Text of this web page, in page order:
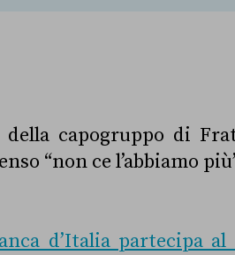
capogruppo di
“non ce l’abbiamo
d’Italia partecipa